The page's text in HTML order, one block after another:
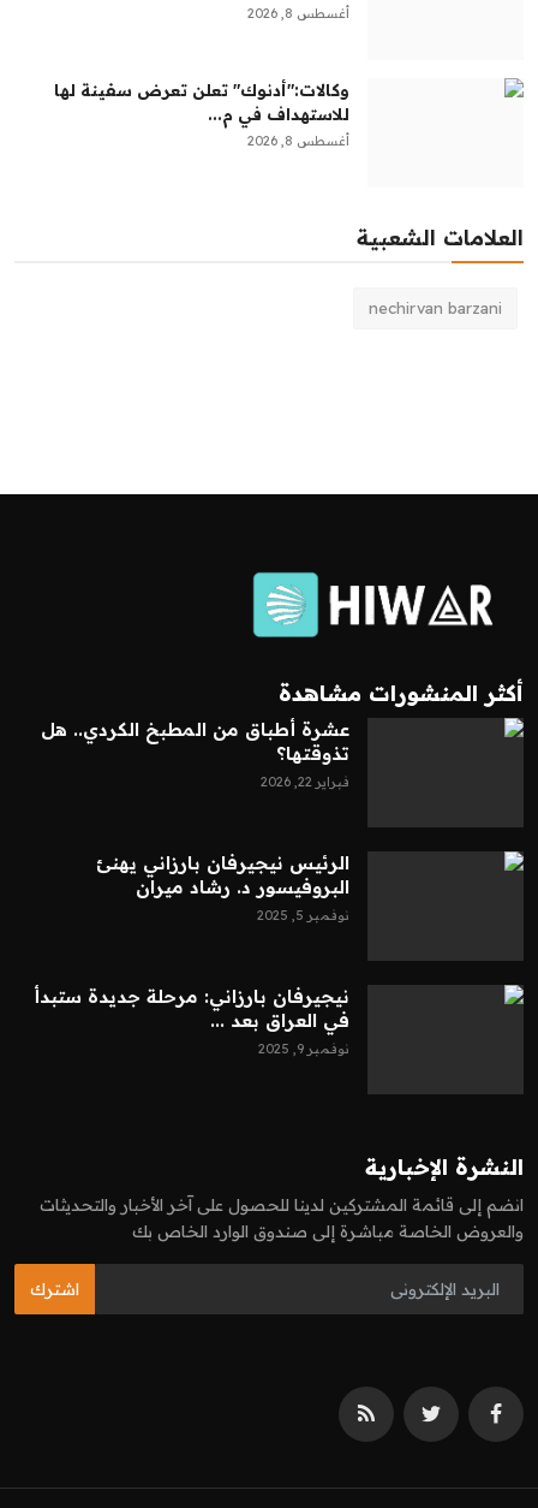
أغسطس 8, 2026
وكالات:‏"أدنوك" تعلن تعرض سفينة لها
للاستهداف في م...
أغسطس 8, 2026
العلامات الشعبية
nechirvan barzani
أكثر المنشورات مشاهدة
عشرة أطباق من المطبخ الكردي.. هل
تذوقتها؟
فبراير 22, 2026
الرئيس نيجيرفان بارزاني يهنئ
البروفيسور د. رشاد ميران
نوفمبر 5, 2025
نيجيرفان بارزاني: مرحلة جديدة ستبدأ
في العراق بعد ...
نوفمبر 9, 2025
النشرة الإخبارية
انضم إلى قائمة المشتركين لدينا للحصول على آخر الأخبار والتحديثات
والعروض الخاصة مباشرة إلى صندوق الوارد الخاص بك
اشترك